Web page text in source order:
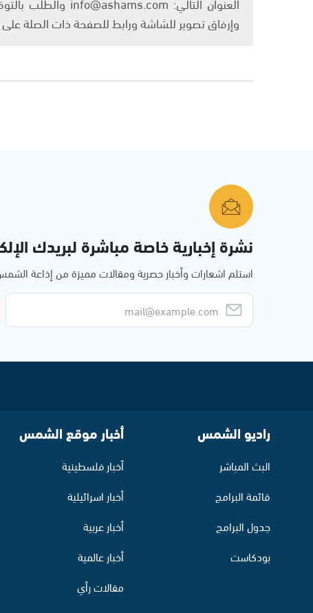
وإرفاق تصوير للشاشة ورابط للصفحة ذات الصلة
نشرة إخبارية خاصة مباشرة لبريدك
استلم اشعارات وأخبار حصرية ومقالات مميزة من إذاعة
راديو الشمس
البث المباشر
قائمة البرامج
جدول البرامج
بودكاست
أخبار موقع الشمس
أخبار فلسطينية
أخبار اسرائيلية
أخبار عربية
أخبار عالمية
مقالات رأي